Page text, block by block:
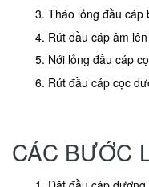
Tháo lỏng đầu cáp
Rút đầu cáp âm
Nới lỏng đầu cáp
Rút đầu cáp cọc
CÁC BƯỚC